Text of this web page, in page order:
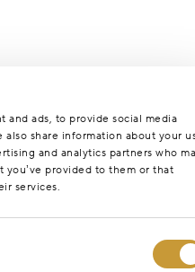
and ads, to provide social media
share information about your
and analytics partners who
provided to them or that
services.